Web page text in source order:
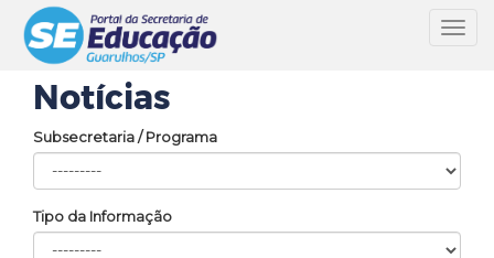
Notícias
Subsecretaria / Programa
Tipo da Informação